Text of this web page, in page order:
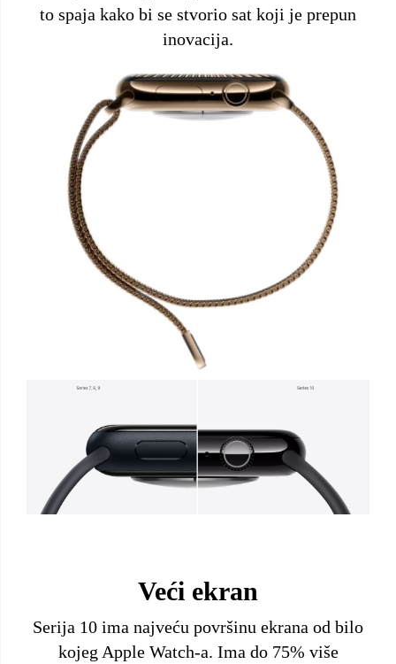
to spaja kako bi se stvorio sat koji je prepun
inovacija.
Veći ekran
Serija 10 ima najveću površinu ekrana od bilo
kojeg Apple Watch-a. Ima do 75% više